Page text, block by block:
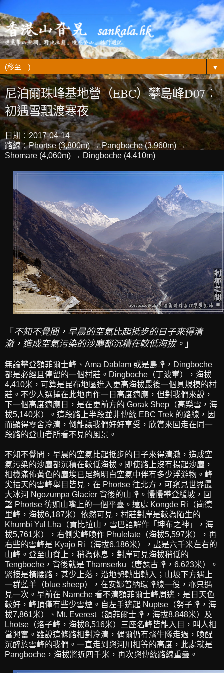
▼
尼泊爾珠峰基地營（EBC）攀島峰D07︰
初遇雪飄渡寒夜
日期︰2017-04-14
路線︰Phortse (3,800m) → Pangboche (3,960m) →
Shomare (4,060m) → Dingboche (4,410m)
「 不知不覺間，早晨的空氣比起抵步的日子來得清
澈，造成空氣污染的沙塵都沉積在較低海拔。 」
無論攀登額菲爾士峰、Ama Dablam 或是島峰，Dingboche
都是必經且停留的一個村莊。Dingboche（丁波輋），海拔
4,410米，可算是昆布地區進入更高海拔最後一個具規模的村
莊。不少人選擇在此地再作一日高度適應，但對我們來說，
下一個高度適應日，是在更前方的 Gorak Shep（高樂雪，海
拔5,140米）。這段路上半段並非傳統 EBC Trek 的路線，因
而顯得零舍冷清，倒能讓我們好好享受，欣賞來回走在同一
段路的登山者所看不見的風景。
不知不覺間，早晨的空氣比起抵步的日子來得清澈，造成空
氣污染的沙塵都沉積在較低海拔。即使路上沒有揚起沙塵，
相機滿佈黃色的塵埃已足夠明白空氣中伴有多少浮游物。峰
尖插天的雪峰舉目皆見，在 Phortse 往北方，可窺見世界最
大冰河 Ngozumpa Glacier 背後的山峰。慢慢攀登緩坡，回
望 Phortse 彷如山嘴上的一個平臺。遠處 Kongde Ri（崗德
里峰，海拔6,187米）依然可見，村莊對岸是較為陌生的
Khumbi Yul Lha（貢比拉山，雪巴語解作「坤布之神」，海
拔5,761米），右側尖峰喚作 Phulelate（海拔5,597米），再
右些的雪峰是 Kyajo Ri（海拔6,186米），盡是六千米左右的
山峰。登至山脊上，稍為休息，對岸可見海拔稍低的
Tengboche，背後就是 Thamserku（唐瑟古峰，6,623米）。
緊接是橫腰路，甚少上落，沿地勢轉出轉入；山坡下方遇上
一群藍羊（blue sheep），在安娜普納環峰線一役，亦只遇
見一次。早前在 Namche 看不清額菲爾士峰周邊，是日天色
較好，峰頂僅有些少雪煙。自左手邊起 Nuptse（努子峰，海
拔7,861米）、Mt. Everest（額菲爾士峰，海拔8,848米）及
Lhotse（洛子峰，海拔8,516米）三座名峰皆能入目，叫人相
當興奮。雖說這條路相對冷清，偶爾仍有氂牛隊走過，喚醒
沉醉於雪峰的我們。一直走到與河川相等的高度，此處就是
Pangboche，海拔將近四千米，再次與傳統路線重疊。